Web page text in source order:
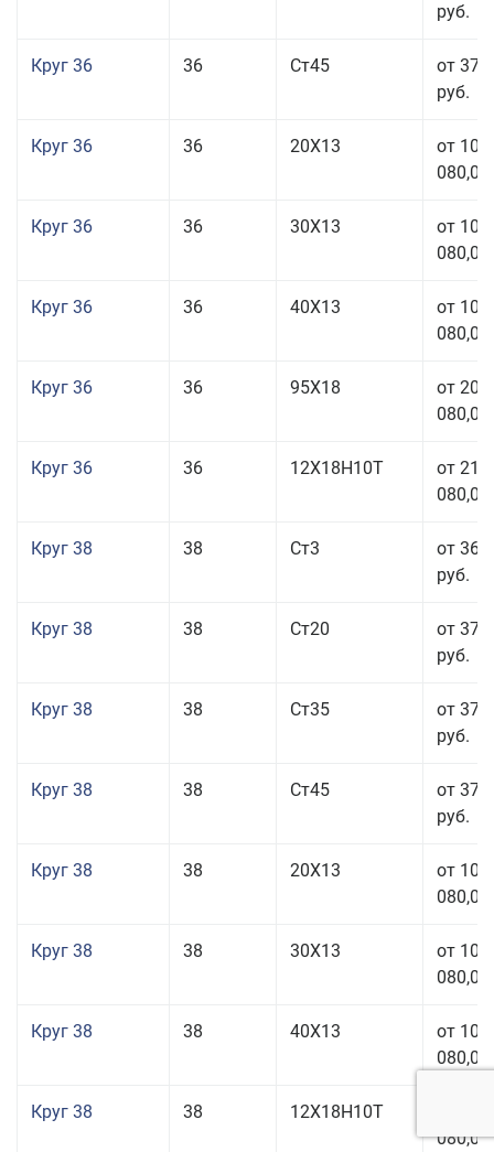
руб.
Круг 36 36 Ст45
от 37
руб.
Круг 36 36 20Х13
от 101
080,00
Круг 36 36 30Х13
от 101
080,00
Круг 36 36 40Х13
от 101
080,00
Круг 36 36 95Х18
от 208
080,00
Круг 36 36 12Х18Н10Т
от 210
080,00
Круг 38 38 Ст3
от 36
руб.
Круг 38 38 Ст20
от 37
руб.
Круг 38 38 Ст35
от 37
руб.
Круг 38 38 Ст45
от 37
руб.
Круг 38 38 20Х13
от 101
080,00
Круг 38 38 30Х13
от 101
080,00
Круг 38 38 40Х13
от 101
080,00
Круг 38 38 12Х18Н10Т
080,00